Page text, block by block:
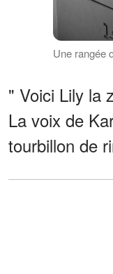
Une rangée
" Voici Lily la
La voix de
tourbillon de